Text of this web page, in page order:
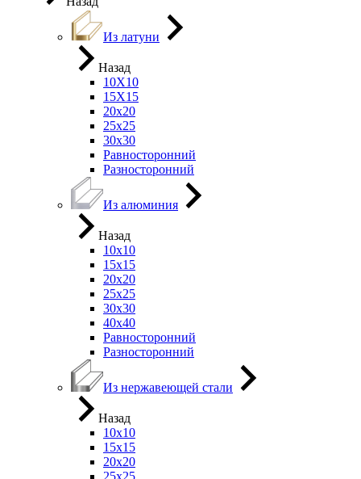
Из латуни
Назад
10Х10
15Х15
20х20
25х25
30х30
Равносторонний
Разносторонний
Из алюминия
Назад
10х10
15х15
20х20
25х25
30х30
40х40
Равносторонний
Разносторонний
Из нержавеющей стали
Назад
10х10
15х15
20х20
25х25